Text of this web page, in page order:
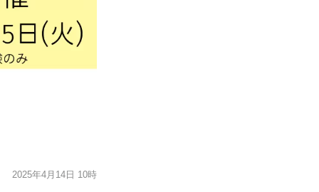
2025年4月14日 10時